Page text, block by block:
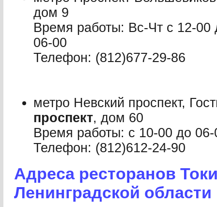
дом 9
Время работы: Вс-Чт с 12-
06-00
Телефон: (812)677-29-86
метро Невский проспект,
проспект, дом 60
Время работы: с 10-00 до 06-
Телефон: (812)612-24-90
Адреса ресторанов
Ленинградской области